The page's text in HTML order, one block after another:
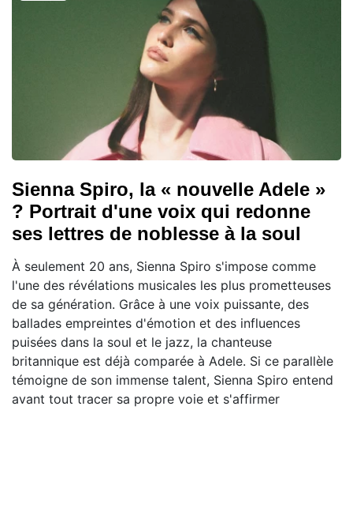
Sienna Spiro, la « nouvelle Adele »
? Portrait d'une voix qui redonne
ses lettres de noblesse à la soul
À seulement 20 ans, Sienna Spiro s'impose comme
l'une des révélations musicales les plus prometteuses
de sa génération. Grâce à une voix puissante, des
ballades empreintes d'émotion et des influences
puisées dans la soul et le jazz, la chanteuse
britannique est déjà comparée à Adele. Si ce parallèle
témoigne de son immense talent, Sienna Spiro entend
avant tout tracer sa propre voie et s'affirmer